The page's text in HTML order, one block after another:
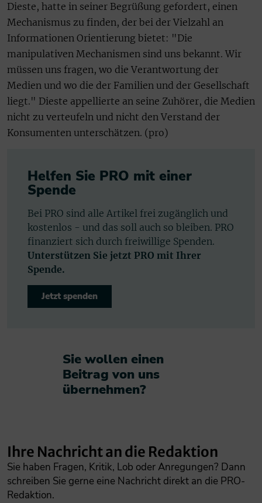
Dieste, hatte in seiner Begrüßung gefordert, einen
Mechanismus zu finden, der bei der Vielzahl an
Informationen Orientierung bietet: "Die
manipulativen Mechanismen sind uns bekannt. Wir
müssen uns fragen, wo die Verantwortung der
Medien und wo die der Familien und der Gesellschaft
liegt." Dieste appellierte an seine Zuhörer, die Medien
nicht zu verteufeln und nicht den Verstand der
Konsumenten unterschätzen. (pro)
Helfen Sie PRO mit einer
Spende
Bei PRO sind alle Artikel frei zugänglich und
kostenlos - und das soll auch so bleiben. PRO
finanziert sich durch freiwillige Spenden.
Unterstützen Sie jetzt PRO mit Ihrer
Spende.
Jetzt spenden
Sie wollen einen
Beitrag von uns
übernehmen?​
Ihre Nachricht an die Redaktion
Sie haben Fragen, Kritik, Lob oder Anregungen? Dann
schreiben Sie gerne eine Nachricht direkt an die PRO-
Redaktion.